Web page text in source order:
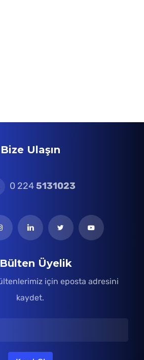
Bize Ulaşın
0 2245131023
Üyelik
için eposta adresini
kaydet.